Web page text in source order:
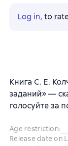
Log in, to
Книга С. Е.
заданий» —
голосуйте за
Age restriction:
Release date on